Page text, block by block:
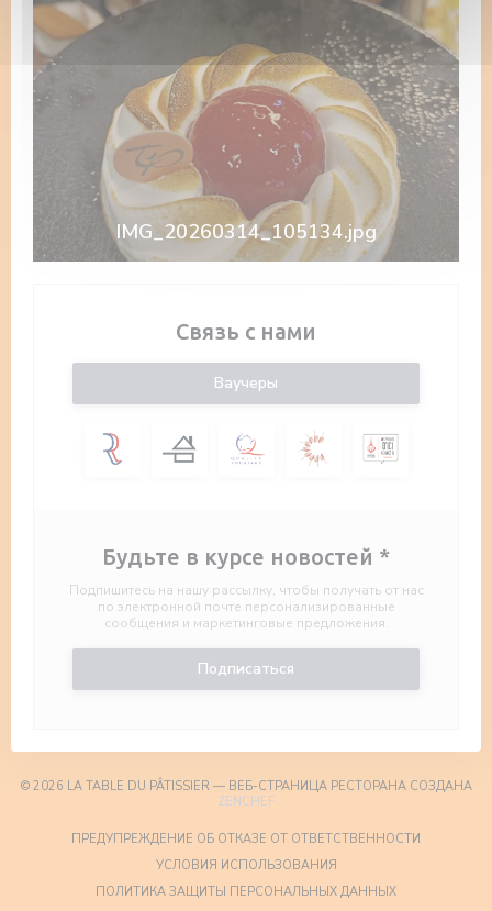
IMG_20260314_105134.jpg
Связь с нами
Ваучеры
Будьте в курсе новостей *
Подпишитесь на нашу рассылку, чтобы получать от нас
по электронной почте персонализированные
сообщения и маркетинговые предложения.
Подписаться
© 2026 LA TABLE DU PÂTISSIER — ВЕБ-СТРАНИЦА РЕСТОРАНА СОЗДАНА
ZENCHEF((ОТКРЫВАЕТСЯ В НОВОМ ОКНЕ))
ПРЕДУПРЕЖДЕНИЕ ОБ ОТКАЗЕ ОТ ОТВЕТСТВЕННОСТИ
УСЛОВИЯ ИСПОЛЬЗОВАНИЯ((ОТКРЫВАЕТСЯ В
ПОЛИТИКА ЗАЩИТЫ ПЕРСОНАЛЬНЫХ ДАННЫХ